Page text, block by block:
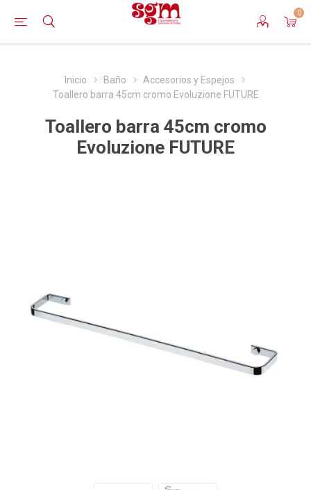
0
Inicio Baño
Accesorios y Espejos
Toallero barra 45cm cromo Evoluzione FUTURE
Toallero barra 45cm cromo
Evoluzione FUTURE